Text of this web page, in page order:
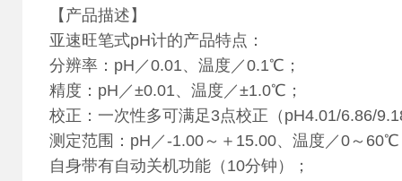
【产品描述】
亚速旺笔式pH计的产品特点：
分辨率：pH／0.01、温度／0.1℃；
精度：pH／±0.01、温度／±1.0℃；
校正：一次性多可满足3点校正（pH4.01/6.86/
测定范围：pH／-1.00～＋15.00、温度／0～
自身带有自动关机功能（10分钟）；